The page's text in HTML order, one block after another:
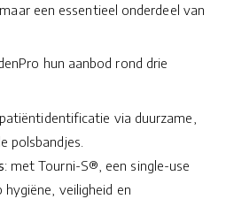
een essentieel onderdeel van
hun aanbod rond drie
via duurzame,
polsbandjes.
: met Tourni-S®, een single-use
veiligheid en